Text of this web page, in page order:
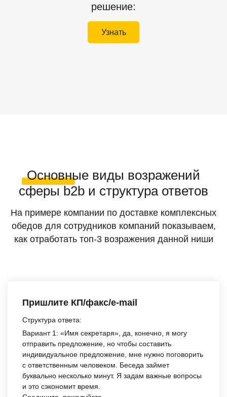
решение:
Узнать
Основные виды возражений
сферы b2b и структура ответов
На примере компании по доставке комплексных
обедов для сотрудников компаний показываем,
как отработать топ-3 возражения данной ниши
Пришлите КП/факс/e-mail
Структура ответа:
Вариант 1: «Имя секретаря», да, конечно, я могу
отправить предложение, но чтобы составить
индивидуальное предложение, мне нужно поговорить
с ответственным человеком. Беседа займет
буквально несколько минут. Я задам важные вопросы
и это сэкономит время.